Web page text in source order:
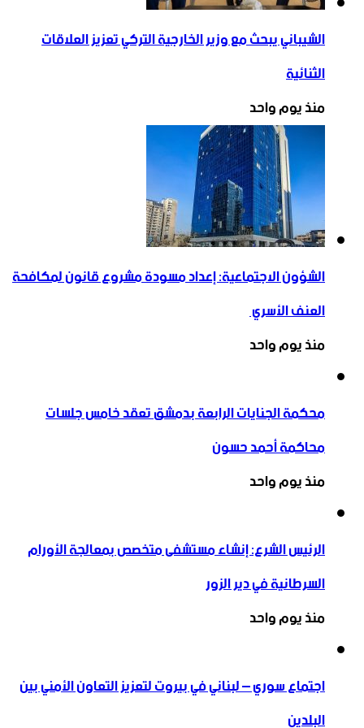
الشيباني يبحث مع وزير الخارجية التركي تعزيز العلاقات
الثنائية
منذ يوم واحد
الشؤون الاجتماعية: إعداد مسودة مشروع قانون لمكافحة
العنف الأسري ‏
منذ يوم واحد
محكمة الجنايات الرابعة بدمشق تعقد خامس جلسات
محاكمة أحمد حسون
منذ يوم واحد
الرئيس الشرع: إنشاء ‌‏مستشفى متخصص بمعالجة الأورام
السرطانية في دير الزور
منذ يوم واحد
اجتماع سوري – لبناني في بيروت لتعزيز التعاون ‏الأمني ‏بين
البلدين